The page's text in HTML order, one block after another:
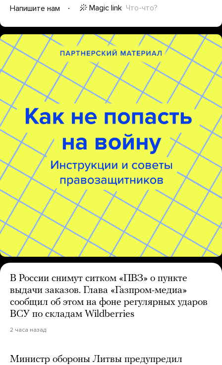
Напишите нам
Magic link Что-что?
В России снимут ситком «ПВЗ» о пункте
выдачи заказов. Глава «Газпром-медиа»
сообщил об этом на фоне регулярных ударов
ВСУ по складам Wildberries
2 часа назад
Министр обороны Литвы предупредил